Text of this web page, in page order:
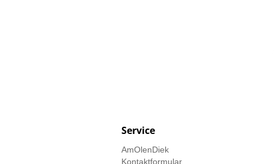
Service
AmOlenDiek
Kontaktformular